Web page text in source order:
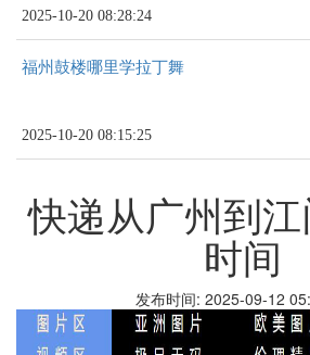
2025-10-20 08:28:24
福州鼓楼哪里学拉丁舞
2025-10-20 08:15:25
快递从广州到
时间
发布时间: 2025-09-12